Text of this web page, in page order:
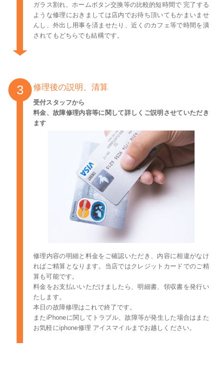
ガラス割れ、ホームボタン交換等の比較的短時間で 完了する
ような修理におきましては店内でお待ち頂いてもかまいませ
んし、外出し用事を済ませたり、近くのカフェ等で時間を潰
されてもどちらでも結構です。
修理後の説明、清算
受付スタッフから
料金、故障修理内容等に関して詳しくご説明させていただき
ます
修理内容の明細と料金をご確認いただき、内容に相違がなけ
ればご精算となります。当店ではクレジットカードでのご精
算も可能です。
料金をお支払いいただけましたら、明細書、領収書を発行い
たします。
本日の故障修理はこれで終了です。
またiPhoneに関してトラブル、故障等が発生した場合はまた
お気軽にiphone修理 アイスマイルまでお越しください。